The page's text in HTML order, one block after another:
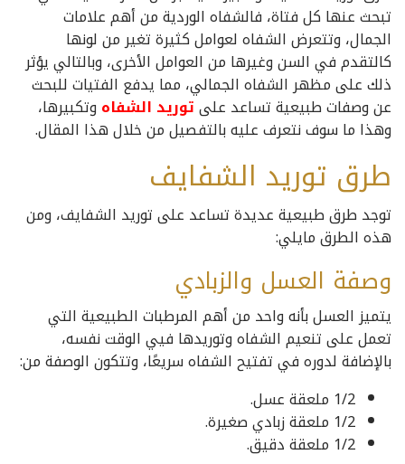
تبحث عنها كل فتاة، فالشفاه الوردية من أهم علامات
الجمال، وتتعرض الشفاه لعوامل كثيرة تغير من لونها
كالتقدم في السن وغيرها من العوامل الأخرى، وبالتالي يؤثر
ذلك على مظهر الشفاه الجمالي، مما يدفع الفتيات للبحث
عن وصفات طبيعية تساعد علىتوريد الشفاه وتكبيرها،
وهذا ما سوف نتعرف عليه بالتفصيل من خلال هذا المقال.
طرق توريد الشفايف
توجد طرق طبيعية عديدة تساعد على توريد الشفايف، ومن
هذه الطرق مايلي:
وصفة العسل والزبادي
يتميز العسل بأنه واحد من أهم المرطبات الطبيعية التي
تعمل على تنعيم الشفاه وتوريدها فيي الوقت نفسه،
بالإضافة لدوره في تفتيح الشفاه سريعًا، وتتكون الوصفة من:
1/2 ملعقة عسل.
1/2 ملعقة زبادي صغيرة.
1/2 ملعقة دقيق.